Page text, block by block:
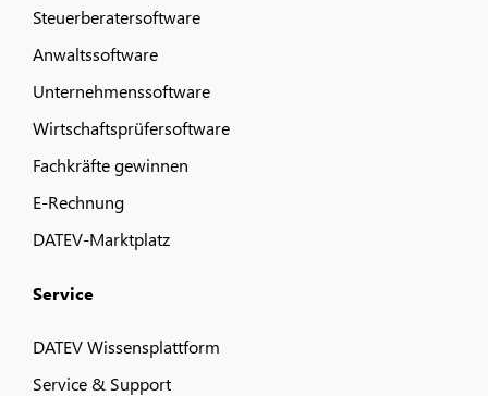
Steuerberatersoftware
Anwaltssoftware
Unternehmenssoftware
Wirtschaftsprüfersoftware
Fachkräfte gewinnen
E-Rechnung
DATEV-Marktplatz
Service
DATEV Wissensplattform
Service & Support